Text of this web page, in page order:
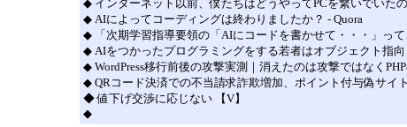
◆ インターネット以前、僕たちはどうやってPCを繋いでいた
◆ AIによってコーディングは終わりましたか？ - Quora
◆ 「次期学習指導要領の「AIにコードを書かせて・・・」って
◆ AIをつかったプログラミングをする若者はオブジェクト指
◆ WordPress移行前後の攻撃実測｜消えたのは攻撃ではなく
◆ QRコード決済での不当請求詐欺増加、ポイント付与偽サイ
◆ 値下げ交渉に応じない 【V】
◆